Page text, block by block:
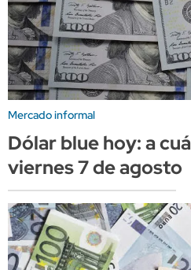
Mercado informal
Dólar blue hoy: a
viernes 7 de agosto